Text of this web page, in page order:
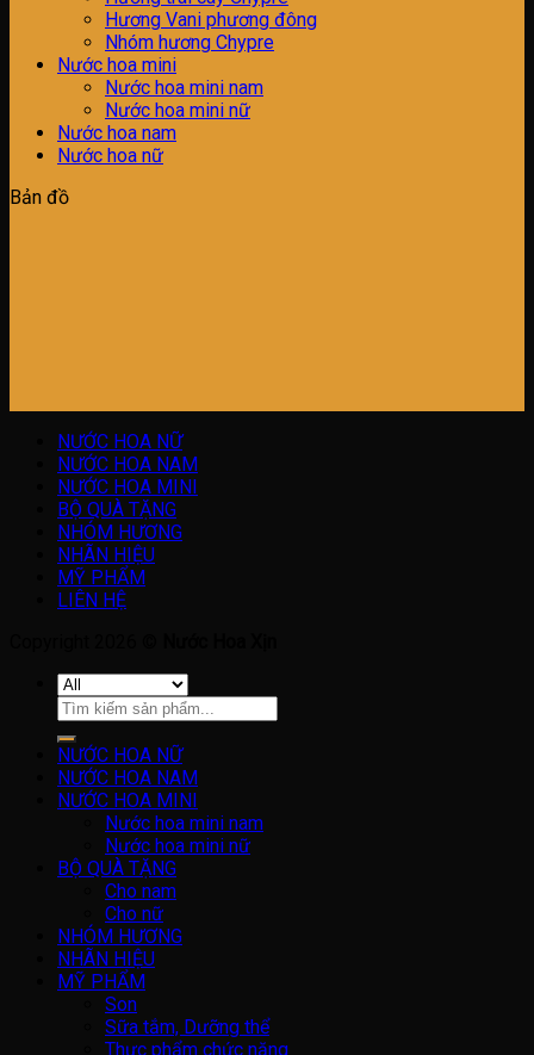
Hương Vani phương đông
Nhóm hương Chypre
Nước hoa mini
Nước hoa mini nam
Nước hoa mini nữ
Nước hoa nam
Nước hoa nữ
Bản đồ
NƯỚC HOA NỮ
NƯỚC HOA NAM
NƯỚC HOA MINI
BỘ QUÀ TẶNG
NHÓM HƯƠNG
NHÃN HIỆU
MỸ PHẨM
LIÊN HỆ
Tìm
NƯỚC HOA NỮ
NƯỚC HOA NAM
NƯỚC HOA MINI
Nước hoa mini nam
Nước hoa mini nữ
BỘ QUÀ TẶNG
Cho nam
Cho nữ
NHÓM HƯƠNG
NHÃN HIỆU
MỸ PHẨM
Son
Sữa tắm, Dưỡng thể
Thực phẩm chức năng